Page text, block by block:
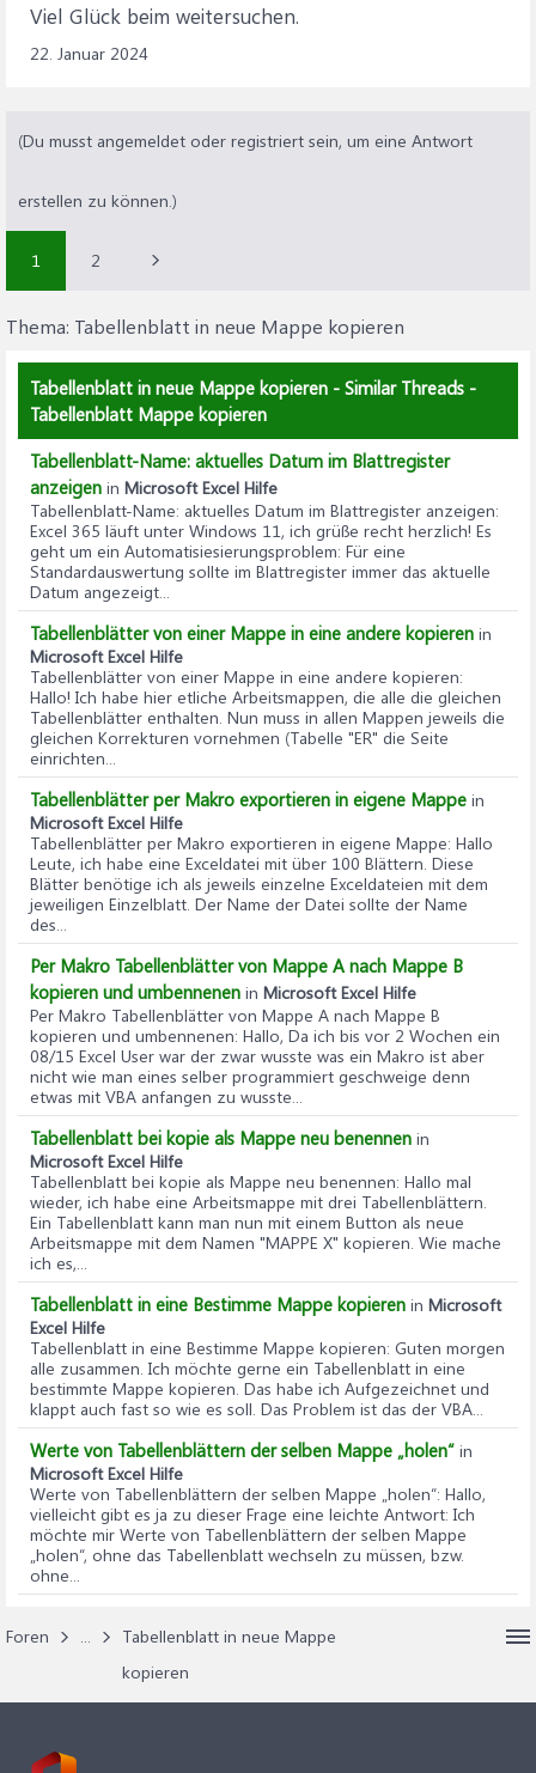
Viel Glück beim weitersuchen.
22. Januar 2024
(Du musst angemeldet oder registriert sein, um eine Antwort
erstellen zu können.)
1 2
Thema: Tabellenblatt in neue Mappe kopieren
Tabellenblatt in neue Mappe kopieren - Similar Threads -
Tabellenblatt Mappe kopieren
Tabellenblatt-Name: aktuelles Datum im Blattregister
anzeigen in Microsoft Excel Hilfe
Tabellenblatt-Name: aktuelles Datum im Blattregister anzeigen:
Excel 365 läuft unter Windows 11, ich grüße recht herzlich! Es
geht um ein Automatisiesierungsproblem: Für eine
Standardauswertung sollte im Blattregister immer das aktuelle
Datum angezeigt...
Tabellenblätter von einer Mappe in eine andere kopieren in
Microsoft Excel Hilfe
Tabellenblätter von einer Mappe in eine andere kopieren:
Hallo! Ich habe hier etliche Arbeitsmappen, die alle die gleichen
Tabellenblätter enthalten. Nun muss in allen Mappen jeweils die
gleichen Korrekturen vornehmen (Tabelle "ER" die Seite
einrichten...
Tabellenblätter per Makro exportieren in eigene Mappe in
Microsoft Excel Hilfe
Tabellenblätter per Makro exportieren in eigene Mappe: Hallo
Leute, ich habe eine Exceldatei mit über 100 Blättern. Diese
Blätter benötige ich als jeweils einzelne Exceldateien mit dem
jeweiligen Einzelblatt. Der Name der Datei sollte der Name
des...
Per Makro Tabellenblätter von Mappe A nach Mappe B
kopieren und umbennenen in Microsoft Excel Hilfe
Per Makro Tabellenblätter von Mappe A nach Mappe B
kopieren und umbennenen: Hallo, Da ich bis vor 2 Wochen ein
08/15 Excel User war der zwar wusste was ein Makro ist aber
nicht wie man eines selber programmiert geschweige denn
etwas mit VBA anfangen zu wusste...
Tabellenblatt bei kopie als Mappe neu benennen in
Microsoft Excel Hilfe
Tabellenblatt bei kopie als Mappe neu benennen: Hallo mal
wieder, ich habe eine Arbeitsmappe mit drei Tabellenblättern.
Ein Tabellenblatt kann man nun mit einem Button als neue
Arbeitsmappe mit dem Namen "MAPPE X" kopieren. Wie mache
ich es,...
Tabellenblatt in eine Bestimme Mappe kopieren in Microsoft
Excel Hilfe
Tabellenblatt in eine Bestimme Mappe kopieren: Guten morgen
alle zusammen. Ich möchte gerne ein Tabellenblatt in eine
bestimmte Mappe kopieren. Das habe ich Aufgezeichnet und
klappt auch fast so wie es soll. Das Problem ist das der VBA...
Werte von Tabellenblättern der selben Mappe „holen“ in
Microsoft Excel Hilfe
Werte von Tabellenblättern der selben Mappe „holen“: Hallo,
vielleicht gibt es ja zu dieser Frage eine leichte Antwort: Ich
möchte mir Werte von Tabellenblättern der selben Mappe
„holen“, ohne das Tabellenblatt wechseln zu müssen, bzw.
ohne...
Foren
Tabellenblatt in neue Mappe
kopieren